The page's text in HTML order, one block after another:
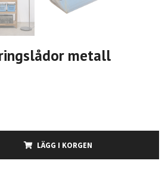
metall
LÄGG I KORGEN